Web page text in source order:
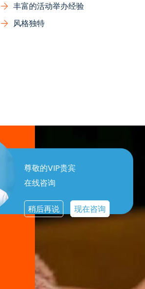
尊敬的VIP贵宾
在线咨询
稍后再说 现在咨询
丰富的活动举办经验
风格独特